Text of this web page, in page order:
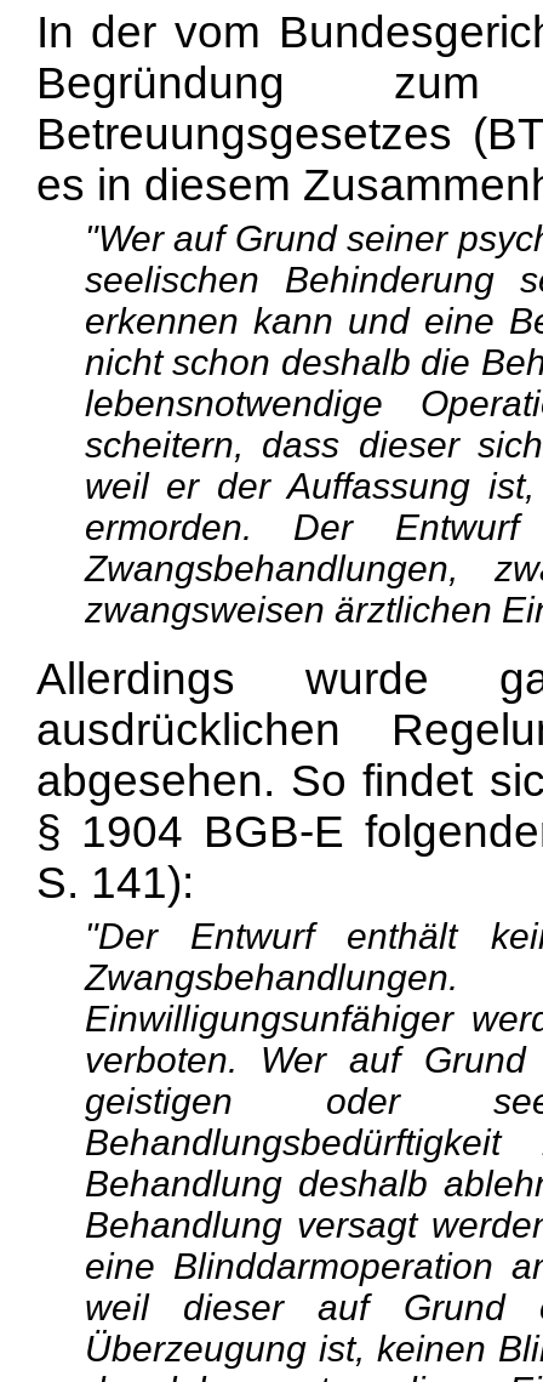
In der vom
Begründung zum
Betreuungsgesetzes
es in diesem
"Wer auf Grund seiner
seelischen Behinderung
erkennen kann und eine
nicht schon deshalb die
lebensnotwendige
scheitern, dass dieser
weil er der Auffassung
ermorden. Der
Zwangsbehandlungen,
zwangsweisen ärztlichen
Allerdings wurde
ausdrücklichen
abgesehen. So findet
§ 1904 BGB-E
S. 141):
"Der Entwurf enthält
Einwilligungsunfähiger
verboten. Wer auf
geistigen oder
Behandlung deshalb
Behandlung versagt
eine Blinddarmoperation
weil dieser auf Grund
Überzeugung ist, keinen